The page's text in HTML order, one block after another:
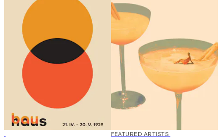
40%*
FEATURED ARTISTS